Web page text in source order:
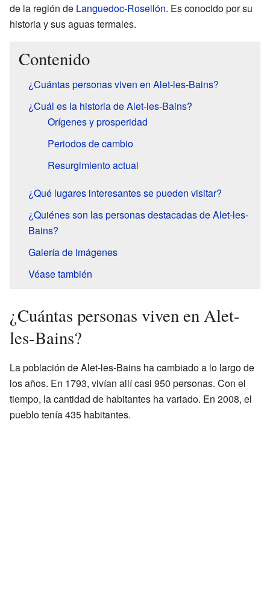
de la región de Languedoc-Rosellón. Es conocido por su
historia y sus aguas termales.
Contenido
¿Cuántas personas viven en Alet-les-Bains?
¿Cuál es la historia de Alet-les-Bains?
Orígenes y prosperidad
Periodos de cambio
Resurgimiento actual
¿Qué lugares interesantes se pueden visitar?
¿Quiénes son las personas destacadas de Alet-les-
Bains?
Galería de imágenes
Véase también
¿Cuántas personas viven en Alet-
les-Bains?
La población de Alet-les-Bains ha cambiado a lo largo de
los años. En 1793, vivían allí casi 950 personas. Con el
tiempo, la cantidad de habitantes ha variado. En 2008, el
pueblo tenía 435 habitantes.